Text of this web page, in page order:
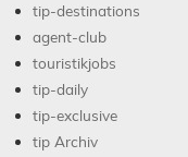
tip-destinations
agent-club
touristikjobs
tip-daily
tip-exclusive
tip Archiv